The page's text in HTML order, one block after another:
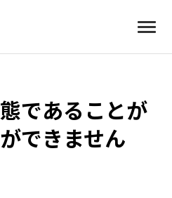
く
であることが
できません